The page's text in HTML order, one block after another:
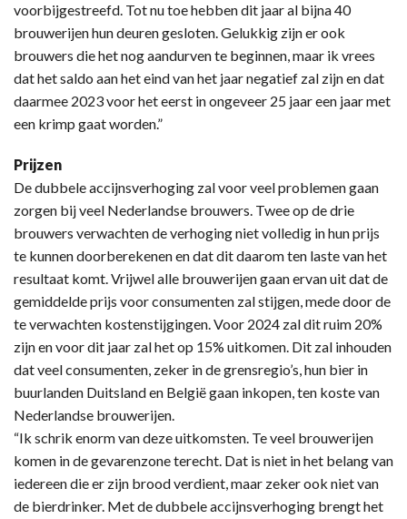
voorbijgestreefd. Tot nu toe hebben dit jaar al bijna 40
brouwerijen hun deuren gesloten. Gelukkig zijn er ook
brouwers die het nog aandurven te beginnen, maar ik vrees
dat het saldo aan het eind van het jaar negatief zal zijn en dat
daarmee 2023 voor het eerst in ongeveer 25 jaar een jaar met
een krimp gaat worden.”
Prijzen
De dubbele accijnsverhoging zal voor veel problemen gaan
zorgen bij veel Nederlandse brouwers. Twee op de drie
brouwers verwachten de verhoging niet volledig in hun prijs
te kunnen doorberekenen en dat dit daarom ten laste van het
resultaat komt. Vrijwel alle brouwerijen gaan ervan uit dat de
gemiddelde prijs voor consumenten zal stijgen, mede door de
te verwachten kostenstijgingen. Voor 2024 zal dit ruim 20%
zijn en voor dit jaar zal het op 15% uitkomen. Dit zal inhouden
dat veel consumenten, zeker in de grensregio’s, hun bier in
buurlanden Duitsland en België gaan inkopen, ten koste van
Nederlandse brouwerijen.
“Ik schrik enorm van deze uitkomsten. Te veel brouwerijen
komen in de gevarenzone terecht. Dat is niet in het belang van
iedereen die er zijn brood verdient, maar zeker ook niet van
de bierdrinker. Met de dubbele accijnsverhoging brengt het